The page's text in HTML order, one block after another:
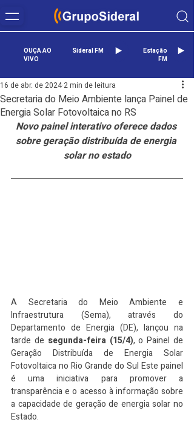
OUÇA AO
VIVO
Sideral FM
Estação
FM
Secretaria do Meio Ambiente lança Painel de
Energia Solar Fotovoltaica no RS
16 de abr. de 20242 min de leitura
Novo painel interativo oferece dados
sobre geração distribuída de energia
solar no estado
A Secretaria do Meio Ambiente e
Infraestrutura (Sema), através do
Departamento de Energia (DE), lançou na
tarde de segunda-feira (15/4), o Painel de
Geração Distribuída de Energia Solar
Fotovoltaica no Rio Grande do Sul Este painel
é uma iniciativa para promover a
transparência e o acesso à informação sobre
a capacidade de geração de energia solar no
Estado.